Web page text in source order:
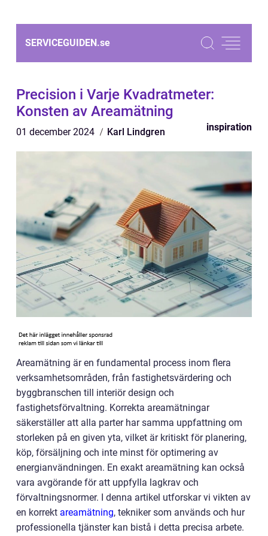
SERVICEGUIDEN.se
Precision i Varje Kvadratmeter:
Konsten av Areamätning
01 december 2024 Karl Lindgren inspiration
Areamätning är en fundamental process inom flera
verksamhetsområden, från fastighetsvärdering och
byggbranschen till interiör design och
fastighetsförvaltning. Korrekta areamätningar
säkerställer att alla parter har samma uppfattning om
storleken på en given yta, vilket är kritiskt för planering,
köp, försäljning och inte minst för optimering av
energianvändningen. En exakt areamätning kan också
vara avgörande för att uppfylla lagkrav och
förvaltningsnormer. I denna artikel utforskar vi vikten av
en korrekt areamätning, tekniker som används och hur
professionella tjänster kan bistå i detta precisa arbete.